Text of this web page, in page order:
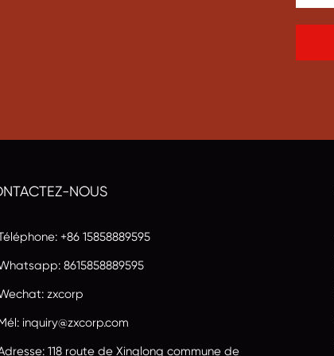
NOUS
+86 15858889595
8615858889595
zxcorp
inquiry@zxcorp.com
118 route de Xinglong commune de